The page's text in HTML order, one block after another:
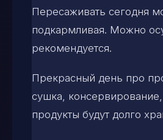
Пересаживать сегодня
подкармливая. Можно
рекомендуется.
Прекрасный день про
сушка,
продукты будут долго